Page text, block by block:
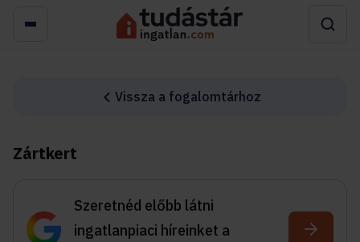
Vissza a fogalomtárhoz
Zártkert
Szeretnéd előbb látni
ingatlanpiaci híreinket a